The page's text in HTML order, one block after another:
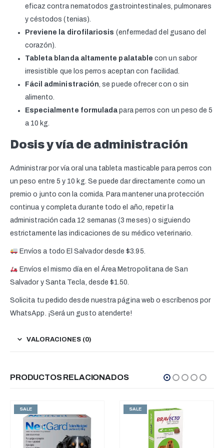
eficaz contra nematodos gastrointestinales, pulmonares
y céstodos (tenias).
Previene la dirofilariosis (enfermedad del gusano del
corazón).
Tableta blanda altamente palatable con un sabor
irresistible que los perros aceptan con facilidad.
Fácil administración , se puede ofrecer con o sin
alimento.
Especialmente formulada para perros con un peso de 5
a 10 kg.
Dosis y vía de administración
Administrar por vía oral una tableta masticable para perros con
un peso entre 5 y 10 kg. Se puede dar directamente como un
premio o junto con la comida. Para mantener una protección
continua y completa durante todo el año, repetir la
administración cada 12 semanas (3 meses) o siguiendo
estrictamente las indicaciones de su médico veterinario.
Envíos a todo El Salvador desde $3.95.
Envíos el mismo día en el Área Metropolitana de San
Salvador y Santa Tecla, desde $1.50.
Solicita tu pedido desde nuestra página web o escríbenos por
WhatsApp. ¡Será un gusto atenderte!
VALORACIONES (0)
PRODUCTOS RELACIONADOS
SALE SALE